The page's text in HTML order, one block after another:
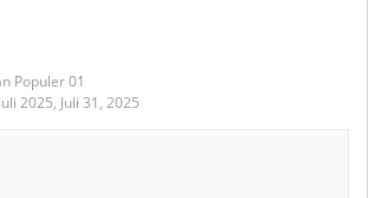
Populer 01
2025, Juli 31, 2025